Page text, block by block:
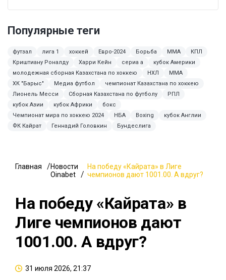
Популярные теги
футзал лига 1 хоккей Евро-2024 Борьба ММА
КПЛ
Криштиану Роналду
Харри Кейн сериа а
кубок Америки
молодежная сборная Казахстана по хоккею
НХЛ
MMA
ХК "Барыс"
Медиа футбол
чемпионат Казахстана по хоккею
Лионель Месси
Сборная Казахстана по футболу
РПЛ
кубок Азии
кубок Африки
бокс
Чемпионат мира по хоккею 2024
НБА Boxing
кубок Англии
ФК Кайрат
Геннадий Головкин Бундеслига
Главная
Новости
Oinabet
На победу «Кайрата» в Лиге
чемпионов дают 1001.00. А вдруг?
На победу «Кайрата» в
Лиге чемпионов дают
1001.00. А вдруг?
31 июля 2026, 21:37